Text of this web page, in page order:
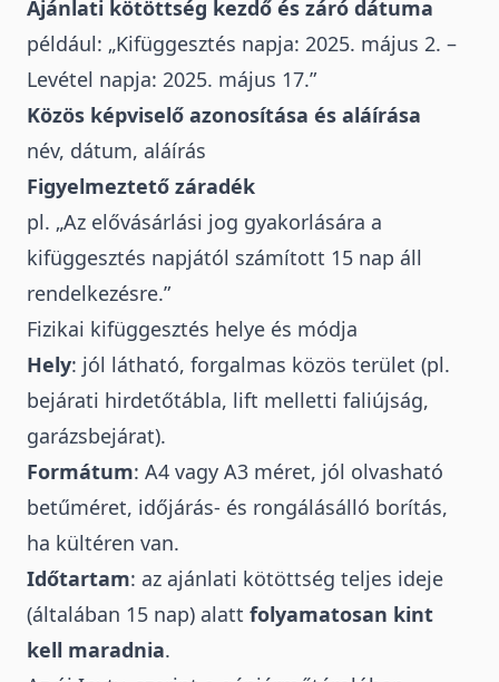
Ajánlati kötöttség kezdő és záró dátuma
például: „Kifüggesztés napja: 2025. május 2. –
Levétel napja: 2025. május 17.”
Közös képviselő azonosítása és aláírása
név, dátum, aláírás
Figyelmeztető záradék
pl. „Az elővásárlási jog gyakorlására a
kifüggesztés napjától számított 15 nap áll
rendelkezésre.”
Fizikai kifüggesztés helye és módja
Hely: jól látható, forgalmas közös terület (pl.
bejárati hirdetőtábla, lift melletti faliújság,
garázsbejárat).
Formátum: A4 vagy A3 méret, jól olvasható
betűméret, időjárás- és rongálásálló borítás,
ha kültéren van.
Időtartam: az ajánlati kötöttség teljes ideje
(általában 15 nap) alatt folyamatosan kint
kell maradnia.